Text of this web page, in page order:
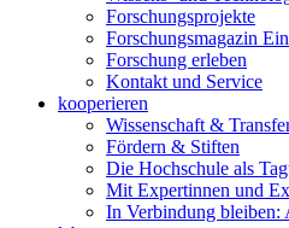
Forschungsprojekte
Forschungsmagazin
Forschung erleben
Kontakt und Service
kooperieren
Wissenschaft &
Fördern & Stiften
Die Hochschule als
Mit Expertinnen und
In Verbindung bleiben: